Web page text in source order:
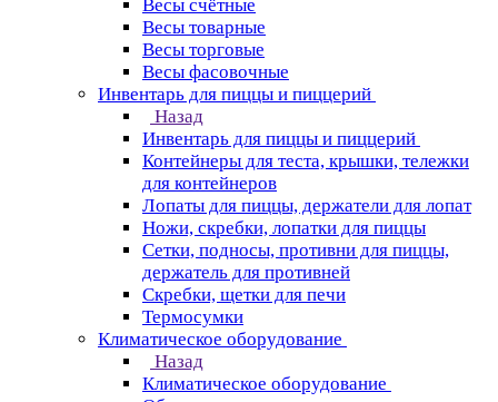
Весы счётные
Весы товарные
Весы торговые
Весы фасовочные
Инвентарь для пиццы и пиццерий
Назад
Инвентарь для пиццы и пиццерий
Контейнеры для теста, крышки, тележки
для контейнеров
Лопаты для пиццы, держатели для лопат
Ножи, скребки, лопатки для пиццы
Сетки, подносы, противни для пиццы,
держатель для противней
Скребки, щетки для печи
Термосумки
Климатическое оборудование
Назад
Климатическое оборудование